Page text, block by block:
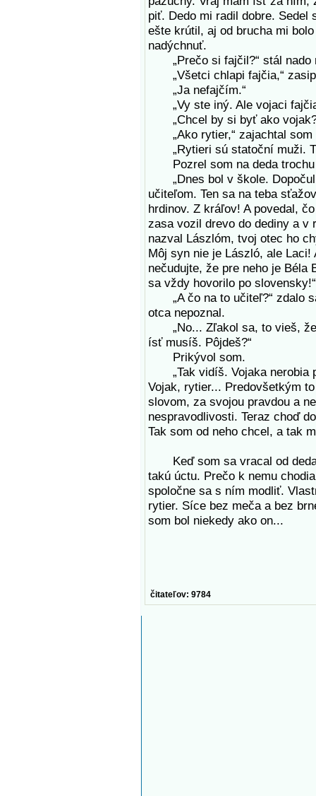
piť. Dedo mi radil dobre.
ešte krútil, aj od brucha mi
nadýchnuť.
„Prečo si fajčil?“ stál nado
„Všetci chlapi fajčia,“
„Ja nefajčím.“
„Vy ste iný. Ale vojaci
„Chcel by si byť ako
„Ako rytier,“ zajachtal som
„Rytieri sú statoční muži.
Pozrel som na deda trochu
„Dnes bol v škole. Dopočul
učiteľom. Ten sa na teba
hrdinov. Z kráľov! A povedal,
zasa vozil drevo do dediny a
nazval Lászlóm, tvoj otec ho
Môj syn nie je László, ale
nečudujte, že pre neho je Béla
sa vždy hovorilo po slovensky!“
„A čo na to učiteľ?“ zdalo
otca nepoznal.
„No... Zľakol sa, to vieš, že
ísť musíš. Pôjdeš?“
Prikývol som.
„Tak vidíš. Vojaka nerobia
Vojak, rytier... Predovšetkým
slovom, za svojou pravdou a
nespravodlivosti. Teraz choď
Tak som od neho chcel, a tak
Keď som sa vracal od deda,
takú úctu. Prečo k nemu
spoločne sa s ním modliť.
rytier. Síce bez meča a bez
som bol niekedy ako on...
čitateľov: 9784